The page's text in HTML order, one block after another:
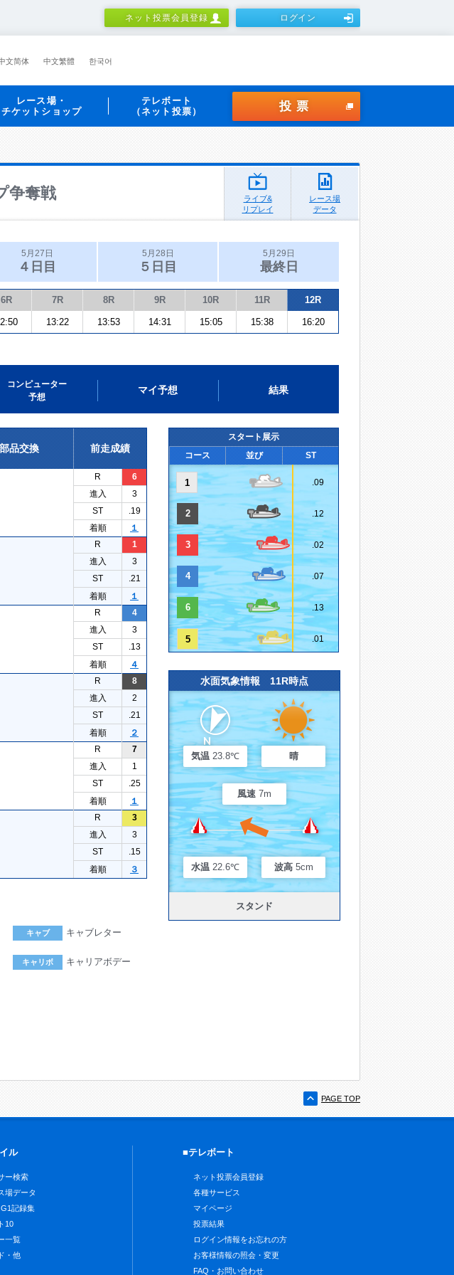
ネット投票会員登録 ログイン
文简体 中文繁體 한국어
レース場・
チケットショップ
テレボート
（ネット投票）
投票
争奪戦
ライブ&
リプレイ
レース場
データ
5月27日
４日目
5月28日
５日目
5月29日
最終日
6R 7R 8R 9R 10R 11R 12R
13:22 13:53 14:31 15:05 15:38 16:20
コンピューター
予想
マイ予想 結果
品交換
前走成績
R
6
進入
3
ST
.19
着順
１
R
1
進入
3
ST
.21
着順
１
R
4
進入
3
ST
.13
着順
４
R
8
進入
2
ST
.21
着順
２
R
7
進入
1
ST
.25
着順
１
R
3
進入
3
ST
.15
着順
３
キャブ キャブレター
キャリボ キャリアボデー
スタート展示
コース
並び ST
1 .09
2 .12
3 .02
4 .07
6 .13
5 .01
水面気象情報 11R時点
気温 23.8℃ 晴
風速 7m
水温 22.6℃ 波高 5cm
スタンド
PAGE TOP
ル
ー検索
場データ
記録集
10
一覧
・他
■テレボート
ネット投票会員登録
各種サービス
マイページ
投票結果
ログイン情報をお忘れの方
お客様情報の照会・変更
FAQ・お問い合わせ